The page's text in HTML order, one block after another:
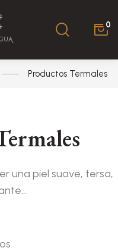
0
Productos Termales
una piel suave, tersa,